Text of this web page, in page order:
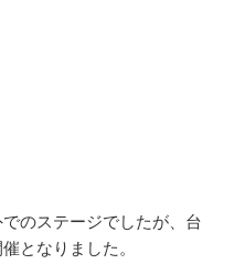
のステージでしたが、台
となりました。